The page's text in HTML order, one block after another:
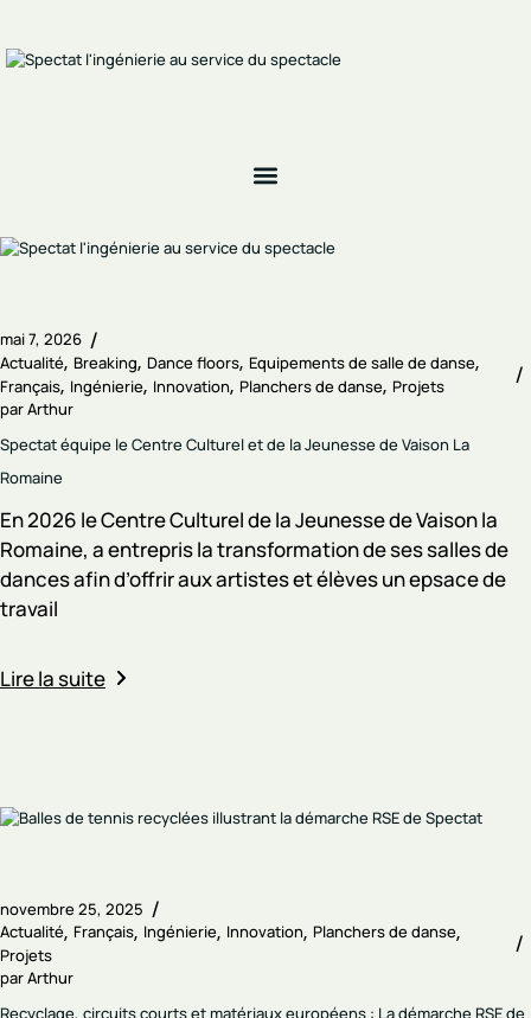
mai 7, 2026
Actualité Breaking Dance floors Equipements de salle de danse
Français Ingénierie Innovation Planchers de danse Projets
parArthur
Spectat équipe le Centre Culturel et de la Jeunesse de Vaison La
Romaine
En 2026 le Centre Culturel de la Jeunesse de Vaison la
Romaine, a entrepris la transformation de ses salles de
dances afin d’offrir aux artistes et élèves un epsace de
travail
Lire la suite
novembre 25, 2025
Actualité Français Ingénierie Innovation Planchers de danse
Projets
parArthur
Recyclage, circuits courts et matériaux européens : La démarche RSE de